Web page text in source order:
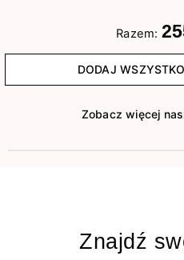
Razem:
DODAJ
Zobacz więcej
Znajdź